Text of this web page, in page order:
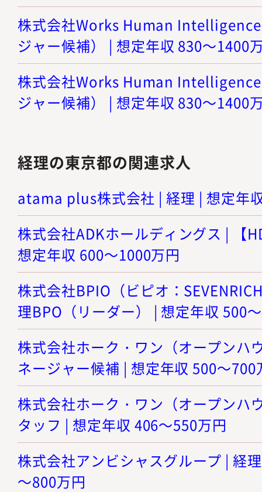
株式会社Works Human
ジャー候補） | 想定年収 830～1400
株式会社Works Human
ジャー候補） | 想定年収 830～1400
経理の東京都の関連求人
atama plus株式会社 | 経理 | 想定年
株式会社ADKホールディングス | 【
想定年収 600～1000万円
株式会社BPIO（ビピオ：
理BPO（リーダー） | 想定年収 500
株式会社ホーク・ワン（オープンハ
ネージャー候補 | 想定年収 500～700
株式会社ホーク・ワン（オープンハ
タッフ | 想定年収 406～550万円
株式会社アンビシャスグループ | 経
～800万円